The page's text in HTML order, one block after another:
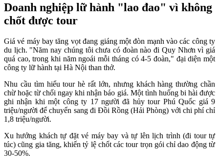
Doanh nghiệp lữ hành "lao đao" vì không
chốt được tour
Giá vé máy bay tăng vọt đang giáng một đòn mạnh vào các công ty
du lịch. "Năm nay chúng tôi chưa có đoàn nào đi Quy Nhơn vì giá
quá cao, trong khi năm ngoái mỗi tháng có 4-5 đoàn," đại diện một
công ty lữ hành tại Hà Nội than thở.
Nhu cầu tìm hiểu tour hè rất lớn, nhưng khách hàng thường chần
chừ hoặc từ chối ngay khi nhận báo giá. Một tình huống bi hài được
ghi nhận khi một công ty 17 người đã hủy tour Phú Quốc giá 9
triệu/người để chuyển sang đi Đồi Rồng (Hải Phòng) với chi phí chỉ
1,8 triệu/người.
Xu hướng khách tự đặt vé máy bay và tự lên lịch trình (đi tour tự
túc) cũng gia tăng, khiến tỷ lệ chốt các tour trọn gói chỉ dao động từ
30-50%.